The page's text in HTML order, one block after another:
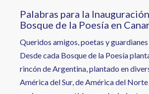
Palabras para la
Bosque de la Poesía en
Queridos amigos, poetas y
Desde cada Bosque de la Poesía
rincón de Argentina, plantado en
América del Sur, de América del